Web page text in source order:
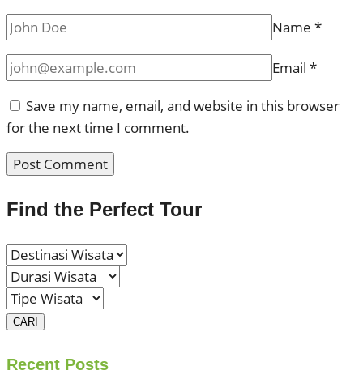
Name *
Email *
Save my name, email, and website in this browser
for the next time I comment.
Find the Perfect Tour
CARI
Recent Posts